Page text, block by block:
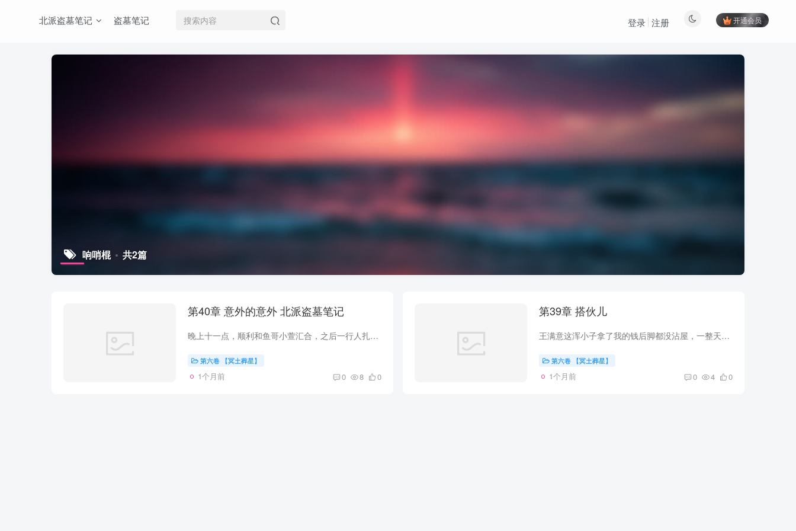
北派盗墓笔记 盗墓笔记 开通会员
登录 注册
响哨棍 共2篇
第40章 意外的意外 北派盗墓笔记
晚上十一点，顺利和鱼哥小萱汇合，之后一行人扎进了五女山北麋的深山中。 夜间山路难行，爬了一个多小时山王药根儿仅是微微喘气，他身体素质一点儿不比把头差， 来到上次发现串子墓的断崖下方，...
第六卷 【冥土葬星】
1个月前 0 8 0
第39章 搭伙儿
王满意这浑小子拿了我的钱后脚都没沾屋，一整天没看到人影，估计是去市里潇洒买他心心念念的新款mp4了。 这小子不知道的是，他爷爷为了他的将来和我们签下了分金约，相当于老头儿将自己半条老命...
第六卷 【冥土葬星】
1个月前 0 4 0